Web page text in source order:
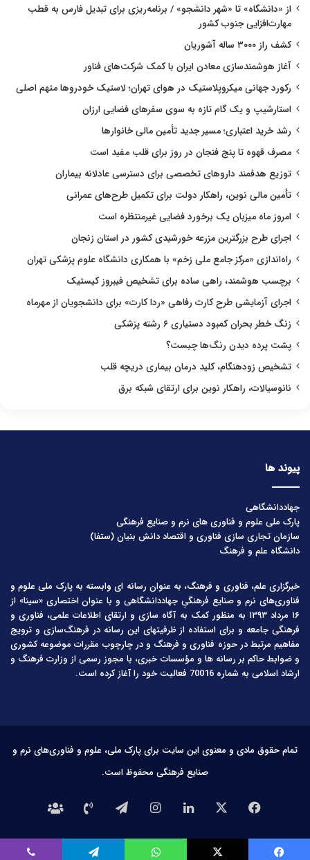
از «دانشگاه» تا «شهر دانشجو» / برنامه‌ریزی برای تبدیل فارس به قطب
مهارت‌افزایی جنوب کشور
کشف راز ۳۰۰۰ ساله آشوریان
آغاز هوشمندسازی معادن ایران با کمک شرکت‌های فناور
رکورد جهانی میکروپلاستیک در هوای تهران؛ لاستیک خودروها متهم اصلی
استارشیپ و یک گام تازه به سوی سفرهای فضایی ارزان
رشد خرید اعتباری؛ مسیر جدید تأمین مالی خانوارها
مصرف قهوه تا پنج فنجان در روز برای قلب مفید است
توزیع هدفمند داروهای تخصصی برای دسترسی عادلانه بیماران
تأمین مالی نوین، راهکار دولت برای تکمیل طرح‌های عمرانی
امروز ماه میزبان یک برخورد فضایی غیرمنتظره است
اجرای طرح بزرگترین مزرعه خورشیدی کشور در استان زنجان
راه‌اندازی «مرکز جامع ملی زخم» با همکاری دانشگاه علوم پزشکی تهران
برچسب هوشمند، راهی ساده برای تشخیص فیبروز کیستیک
اجرای آزمایشی طرح کارت رفاهی «ردا کارت» برای دانشجویان از مهرماه
زنگ خطر بحران کمبود دستیاری ۶ رشته پزشکی
پشت پرده دیدن رنگ‌ها چیست؟
تشخیص زودهنگام، کلید درمان بیماری دریچه قلب
نانوسیالات، راهکار نوین برای ارتقای شبکه برق
پیوند ها
جهاددانشگاهی
پارک ملی علوم و فناوری های نرم و صنایع فرهنگی
سازمان تجاری سازی فناوری و اقتصاد دانش بنیان (ستفا)
دانشگاه علم و فرهنگ
خبرگزاری علم، فناوری و فرهنگ، به عنوان رسانه ای وابسته به پارک ملی علوم و
فناوری‌های نرم و صنایع فرهنگیِ جهاددانشگاهی و با عنوان اختصاری «سینا» از
۱۶ مرداد ۱۳۹۳ به منظور کمک به آگاه سازی و ارتقای اطلاعات علمی، فناوری و
فرهنگی جامعه و برای استفاده از ظرفیتهای این رسانه در فرهنگ‌سازی و ترویج
مفاهیم مرتبط در حوزه فناوری و فرهنگ و در چارچوب مقررات موضوعه کشوری
و ضوابط حاکم بر رسانه ها و مؤسسات خبری، با مجوز رسمی از وزارت فرهنگ و
ارشاد اسلامی به شماره 70016 فعالیت خود را آغاز کرده است.
تمام حقوق مادی و معنوی این سایت برای پارک ملی، علوم و فناوری‌های نرم و
صنایع فرهنگی محفوظ است.
فیس
بوک
لینکدیناینستاگرامتلگرامتماس
با
درباره
ما